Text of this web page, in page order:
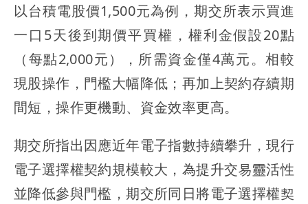
以台積電股價1,500元為例，期交所表示買進
一口5天後到期價平買權，權利金假設20點
（每點2,000元），所需資金僅4萬元。相較
現股操作，門檻大幅降低；再加上契約存續期
間短，操作更機動、資金效率更高。
期交所指出因應近年電子指數持續攀升，現行
電子選擇權契約規模較大，為提升交易靈活性
並降低參與門檻，期交所同日將電子選擇權契